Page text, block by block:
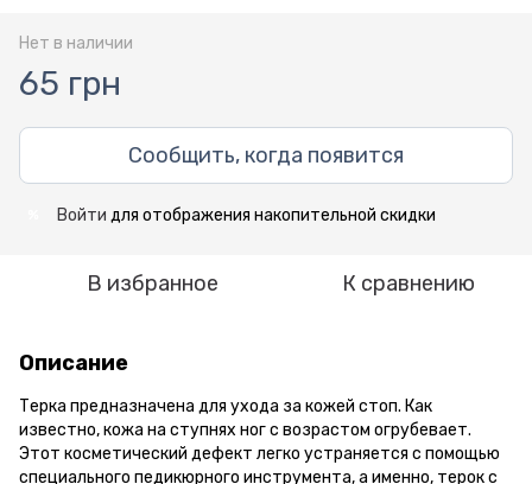
Нет в наличии
65 грн
Сообщить, когда появится
Войти для отображения накопительной скидки
В избранное К сравнению
Описание
Терка предназначена для ухода за кожей стоп. Как
известно, кожа на ступнях ног с возрастом огрубевает.
Этот косметический дефект легко устраняется с помощью
специального педикюрного инструмента, а именно, терок с